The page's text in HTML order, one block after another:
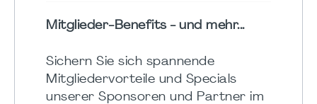
Mitglieder-Benefits - und mehr...
Sichern Sie sich spannende
Mitgliedervorteile und Specials
unserer Sponsoren und Partner im